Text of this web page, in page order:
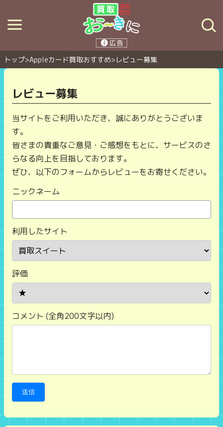
トップ>Appleカード買取おすすめ>レビュー募集
レビュー募集
当サイトをご利用いただき、誠にありがとうございま
す。
皆さまの貴重なご意見・ご感想をもとに、サービスのさ
らなる向上を目指しております。
ぜひ、以下のフォームからレビューをお寄せください。
ニックネーム
利用したサイト
評価
コメント (全角200文字以内)
送信